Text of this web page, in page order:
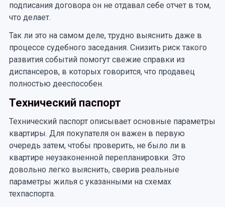
подписания договора он не отдавал себе отчет в том,
что делает.
Так ли это на самом деле, трудно выяснить даже в
процессе судебного заседания. Снизить риск такого
развития событий помогут свежие справки из
диспансеров, в которых говорится, что продавец
полностью дееспособен.
Технический паспорт
Технический паспорт описывает основные параметры
квартиры. Для покупателя он важен в первую
очередь затем, чтобы проверить, не было ли в
квартире неузаконенной перепланировки. Это
довольно легко выяснить, сверив реальные
параметры жилья с указанными на схемах
техпаспорта.